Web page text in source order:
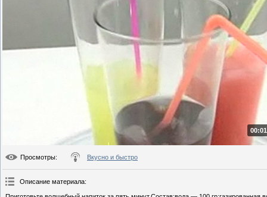
Просмотры: Вкусно и быстро
Описание материала: